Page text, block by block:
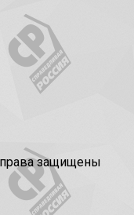
права защищены